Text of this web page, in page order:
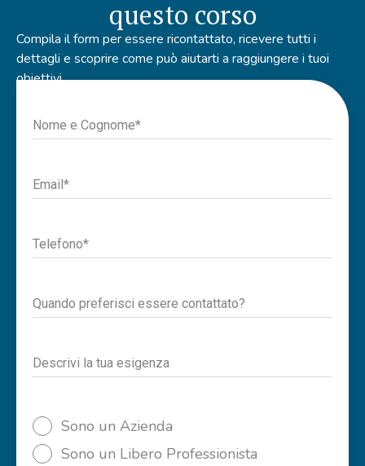
questo corso
Compila il form per essere ricontattato, ricevere tutti i
dettagli e scoprire come può aiutarti a raggiungere i tuoi
obiettivi.
Nome e Cognome*
Email*
Telefono*
Quando preferisci essere contattato?
Descrivi la tua esigenza
Sono un Azienda
Sono un Libero Professionista